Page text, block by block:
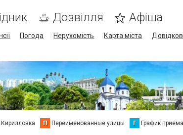
Дозвілля Афіша
Погода Нерухомість Карта міста
П Переименованные улицы Г График